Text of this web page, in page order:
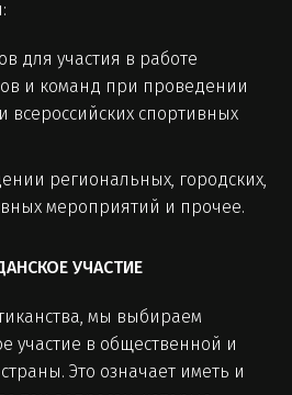
для участия в работе
и команд при проведении
спортивных
региональных, городских,
мероприятий и прочее.
УЧАСТИЕ
мы выбираем
участие в общественной и
Это означает иметь и